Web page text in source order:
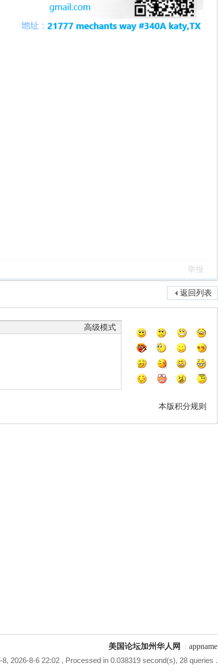
举报
返回列表
高级模式
本版积分规则
美国论坛加州华人网 | appname
8, 2026-8-6 22:02, Processed in 0.038319 second(s), 28 queries .